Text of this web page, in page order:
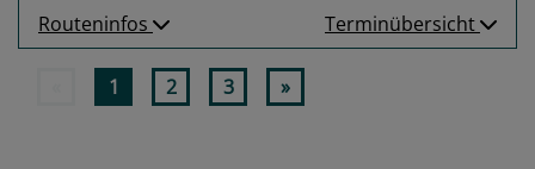
Routeninfos Terminübersicht
1 2 3 »